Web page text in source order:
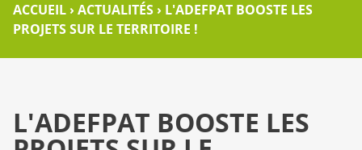
ACCUEIL ›ACTUALITÉS › L'ADEFPAT BOOSTE LES
PROJETS SUR LE TERRITOIRE !
L'ADEFPAT BOOSTE LES